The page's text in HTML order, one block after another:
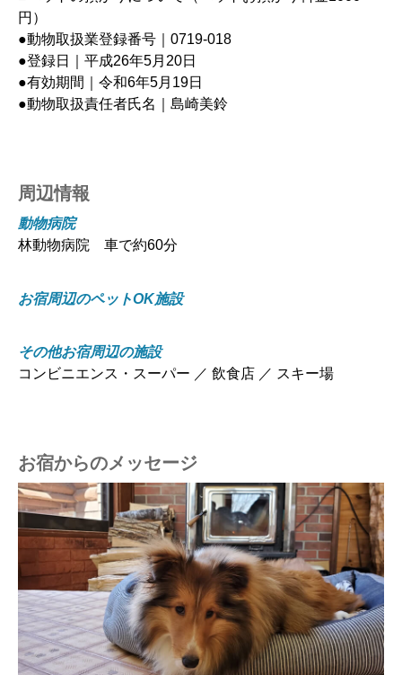
円）
●動物取扱業登録番号｜0719-018
●登録日｜平成26年5月20日
●有効期間｜令和6年5月19日
●動物取扱責任者氏名｜島崎美鈴
周辺情報
動物病院
林動物病院 車で約60分
お宿周辺のペットOK施設
その他お宿周辺の施設
コンビニエンス・スーパー ／ 飲食店 ／ スキー場
お宿からのメッセージ